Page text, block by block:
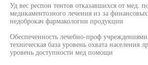
Уд вес респон тентов отказавшихся от мед.
медикаментозного лечения из за
недоброкач фармакологии продукции
Обеспеченность лечебно-проф
техническая база уровень охвата населения
уровень доступности мед помощи